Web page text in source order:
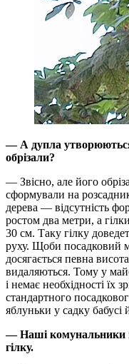
— А дупла
обрізали?
— Звісно, але його
сформували на
дерева — відсутність
ростом два метри, а
30 см. Таку гілку
руху. Щоби посадковий
досягається певна
видаляються. Тому у
і немає необхідності їх
стандартного
яблуньки у садку бабусі
— Наші комунальники
гілку.